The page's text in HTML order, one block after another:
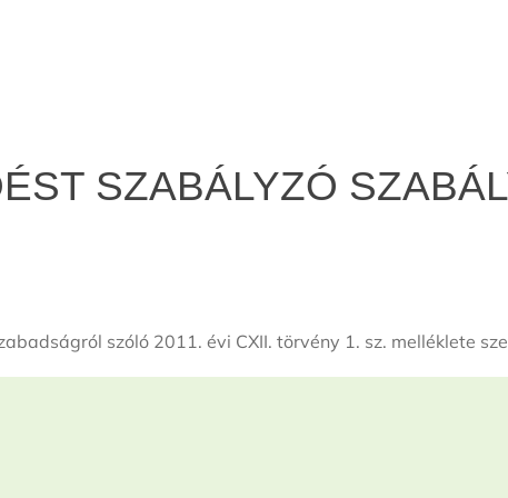
SZABÁLYZÓ
szóló 2011. évi CXII. törvény 1. sz. melléklete